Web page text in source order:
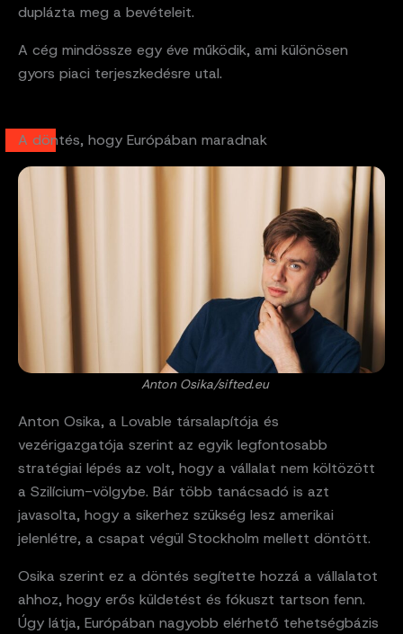
duplázta meg a bevételeit.
A cég mindössze egy éve működik, ami különösen
gyors piaci terjeszkedésre utal.
A döntés, hogy Európában maradnak
Anton Osika/sifted.eu
Anton Osika, a Lovable társalapítója és
vezérigazgatója szerint az egyik legfontosabb
stratégiai lépés az volt, hogy a vállalat nem költözött
a Szilícium-völgybe. Bár több tanácsadó is azt
javasolta, hogy a sikerhez szükség lesz amerikai
jelenlétre, a csapat végül Stockholm mellett döntött.
Osika szerint ez a döntés segítette hozzá a vállalatot
ahhoz, hogy erős küldetést és fókuszt tartson fenn.
Úgy látja, Európában nagyobb elérhető tehetségbázis